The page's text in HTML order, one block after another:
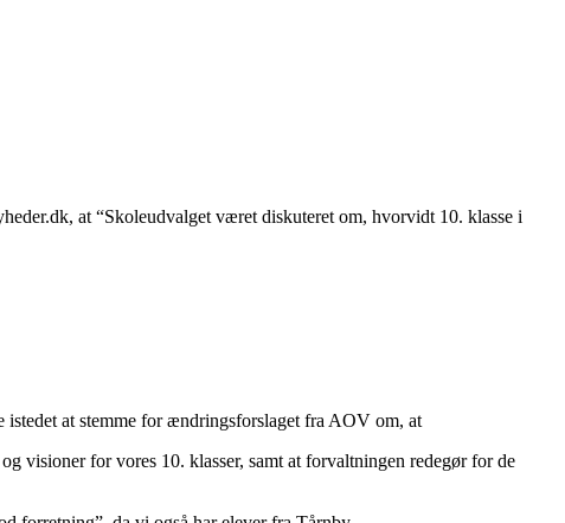
at “Skoleudvalget været diskuteret om, hvorvidt 10. klasse i
istedet at stemme for ændringsforslaget fra AOV om, at
visioner for vores 10. klasser, samt at forvaltningen redegør for de